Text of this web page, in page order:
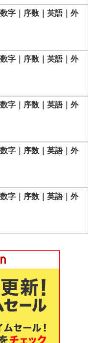
字｜序数｜英語｜外
字｜序数｜英語｜外
字｜序数｜英語｜外
字｜序数｜英語｜外
字｜序数｜英語｜外